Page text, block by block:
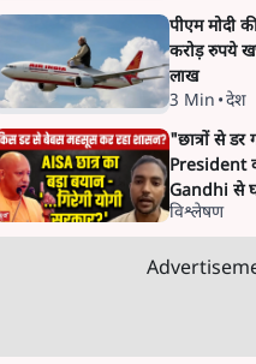
पीएम मोदी
करोड़ रुपये
लाख
3 Min •देश
"छात्रों से
President
Gandhi से
विश्लेषण